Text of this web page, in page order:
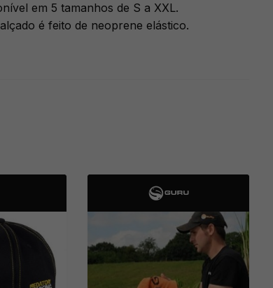
em 5 tamanhos de S a XXL.
é feito de neoprene elástico.